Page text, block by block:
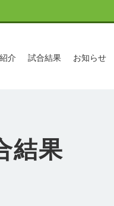
介 試合結果 お知らせ
結果